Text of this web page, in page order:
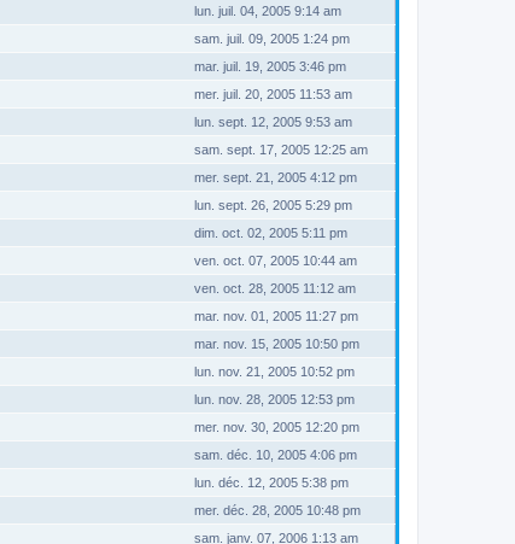
lun. juil. 04, 2005 9:14 am
sam. juil. 09, 2005 1:24 pm
mar. juil. 19, 2005 3:46 pm
mer. juil. 20, 2005 11:53 am
lun. sept. 12, 2005 9:53 am
sam. sept. 17, 2005 12:25 am
mer. sept. 21, 2005 4:12 pm
lun. sept. 26, 2005 5:29 pm
dim. oct. 02, 2005 5:11 pm
ven. oct. 07, 2005 10:44 am
ven. oct. 28, 2005 11:12 am
mar. nov. 01, 2005 11:27 pm
mar. nov. 15, 2005 10:50 pm
lun. nov. 21, 2005 10:52 pm
lun. nov. 28, 2005 12:53 pm
mer. nov. 30, 2005 12:20 pm
sam. déc. 10, 2005 4:06 pm
lun. déc. 12, 2005 5:38 pm
mer. déc. 28, 2005 10:48 pm
sam. janv. 07, 2006 1:13 am